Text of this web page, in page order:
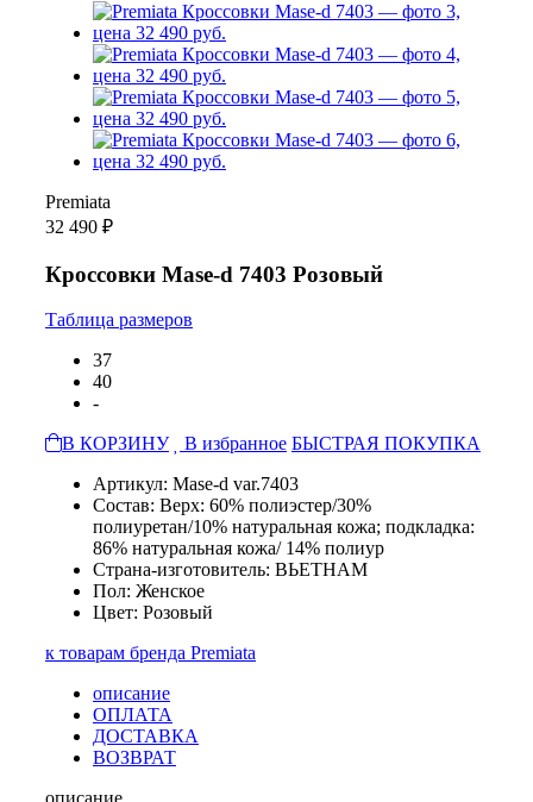
Premiata
32 490 ₽
Кроссовки Mase-d 7403 Розовый
Таблица размеров
37
40
-
В КОРЗИНУ
В избранное БЫСТРАЯ ПОКУПКА
Артикул: Mase-d var.7403
Состав: Верх: 60% полиэстер/30%
полиуретан/10% натуральная кожа; подкладка:
86% натуральная кожа/ 14% полиур
Страна-изготовитель: ВЬЕТНАМ
Пол: Женское
Цвет: Розовый
к товарам бренда Premiata
описание
ОПЛАТА
ДОСТАВКА
ВОЗВРАТ